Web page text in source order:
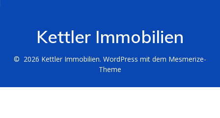
Kettler Immobilien
© 2026 Kettler Immobilien. WordPress mit dem Mesmerize-
Theme